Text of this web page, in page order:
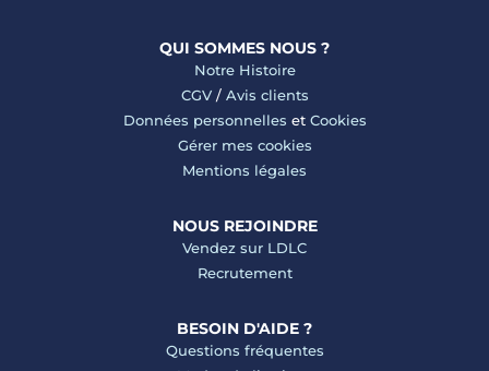
QUI SOMMES NOUS ?
Notre Histoire
CGV/ Avis clients
Données personnelles et Cookies
Gérer mes cookies
Mentions légales
NOUS REJOINDRE
Vendez sur LDLC
Recrutement
BESOIN D'AIDE ?
Questions fréquentes